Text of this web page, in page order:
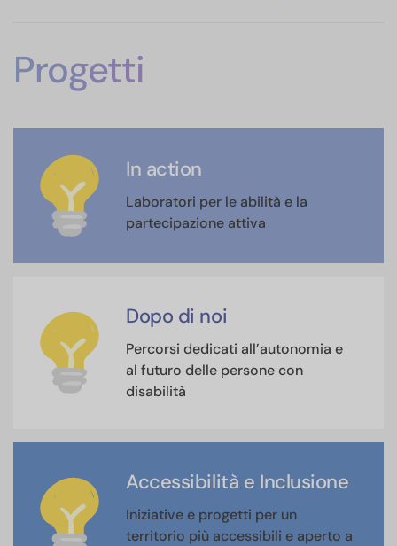
Progetti
In action
Laboratori per le abilità e la
partecipazione attiva
Dopo di noi
Percorsi dedicati all’autonomia e
al futuro delle persone con
disabilità
Accessibilità e Inclusione
Iniziative e progetti per un
territorio più accessibili e aperto a